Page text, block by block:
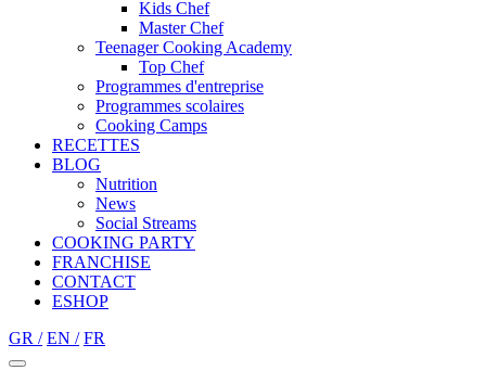
Kids Chef
Master Chef
Teenager Cooking Academy
Top Chef
Programmes d'entreprise
Programmes scolaires
Cooking Camps
RECETTES
BLOG
Nutrition
Νews
Social Streams
COOKING PARTY
FRANCHISE
CONTACT
ESHOP
GR / EN / FR